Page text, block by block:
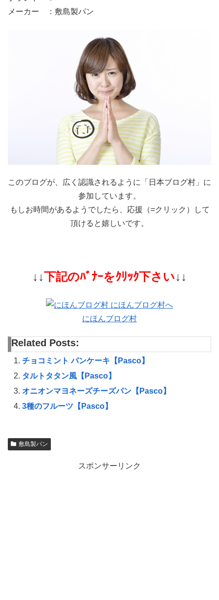
メーカー ：敷島製パン
このブログが、広く認識されるように「日本ブログ村」に
参加しています。
もしお時間があるようでしたら、応援（=クリック）して
頂けると嬉しいです。
↓↓下記のﾊﾞﾅｰをｸﾘｯｸ下さい↓↓
にほんブログ村
Related Posts:
チョコミント パンケーキ【Pasco】
タルトタタン風【Pasco】
オニオンマヨネーズチーズパン【Pasco】
3種のフルーツ【Pasco】
敷島製パン
スポンサーリンク